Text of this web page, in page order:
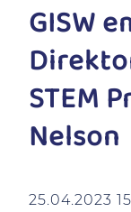
GISW
STEM
Nelson
25.04.2023